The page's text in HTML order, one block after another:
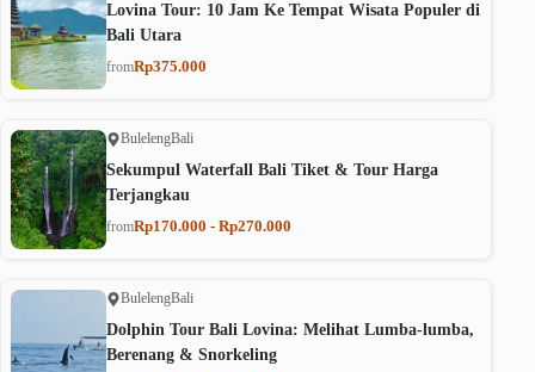
Lovina Tour: 10 Jam Ke Tempat Wisata Populer di
Bali Utara
fromRp375.000
BulelengBali
Sekumpul Waterfall Bali Tiket & Tour Harga
Terjangkau
fromRp170.000 - Rp270.000
BulelengBali
Dolphin Tour Bali Lovina: Melihat Lumba-lumba,
Berenang & Snorkeling